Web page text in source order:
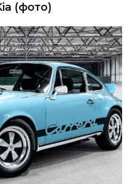
(фото)